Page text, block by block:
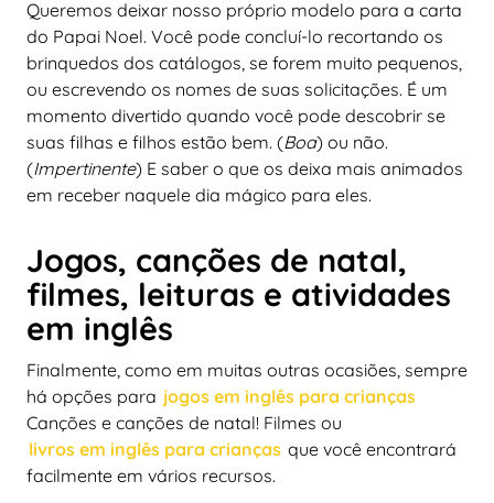
Queremos deixar nosso próprio modelo para a carta
do Papai Noel. Você pode concluí-lo recortando os
brinquedos dos catálogos, se forem muito pequenos,
ou escrevendo os nomes de suas solicitações. É um
momento divertido quando você pode descobrir se
suas filhas e filhos estão bem. (Boa) ou não.
(Impertinente) E saber o que os deixa mais animados
em receber naquele dia mágico para eles.
Jogos, canções de natal,
filmes, leituras e atividades
em inglês
Finalmente, como em muitas outras ocasiões, sempre
há opções para jogos em inglês para crianças
Canções e canções de natal! Filmes ou
livros em inglês para crianças que você encontrará
facilmente em vários recursos.